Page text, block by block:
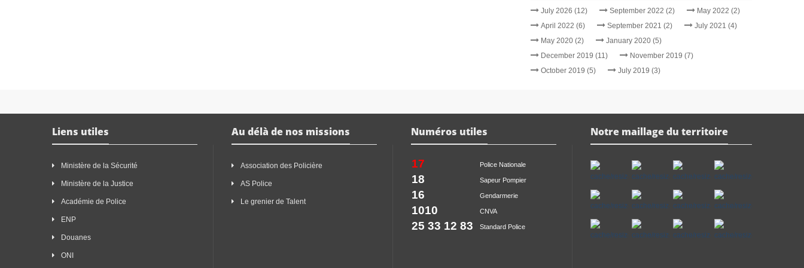
July 2026 (12) September 2022 (2)
May 2022 (2)
April 2022 (6)
September 2021 (2)
July 2021 (4)
May 2020 (2)
January 2020 (5)
December 2019 (11)
November 2019 (7)
October 2019 (5)
July 2019 (3)
Liens utiles
Ministère de la Sécurité
Ministère de la Justice
Académie de Police
ENP
Douanes
ONI
Au délà de nos missions
Association des Policière
AS Police
Le grenier de Talent
Numéros utiles
17 Police Nationale
18 Sapeur Pompier
16 Gendarmerie
1010 CNVA
25 33 12 83 Standard Police
Notre maillage du territoire